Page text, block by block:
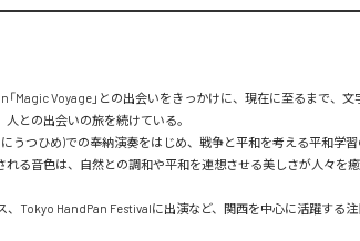
Magic Voyage」との出会いをきっかけに、現在に至るまで、文
との出会いの旅を続けている。
うつひめ)での奉納演奏をはじめ、戦争と平和を考える平和学
れる音色は、自然との調和や平和を連想させる美しさが人々を
、Tokyo HandPan Festivalに出演など、関西を中心に活躍する